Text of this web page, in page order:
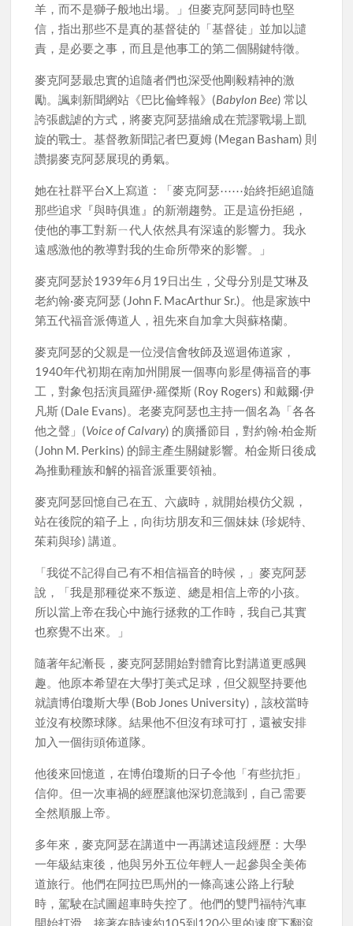
羊，而不是獅子般地出場。」但麥克阿瑟同時也堅
信，指出那些不是真的基督徒的「基督徒」並加以譴
責，是必要之事，而且是他事工的第二個關鍵特徵。
麥克阿瑟最忠實的追隨者們也深受他剛毅精神的激
勵。諷刺新聞網站《巴比倫蜂報》(Babylon Bee) 常以
誇張戲謔的方式，將麥克阿瑟描繪成在荒謬戰場上凱
旋的戰士。基督教新聞記者巴夏姆 (Megan Basham) 則
讚揚麥克阿瑟展現的勇氣。
她在社群平台X上寫道：「麥克阿瑟⋯⋯始終拒絕追隨
那些追求『與時俱進』的新潮趨勢。正是這份拒絕，
使他的事工對新ㄧ代人依然具有深遠的影響力。我永
遠感激他的教導對我的生命所帶來的影響。」
麥克阿瑟於1939年6月19日出生，父母分別是艾琳及
老約翰·麥克阿瑟 (John F. MacArthur Sr.)。他是家族中
第五代福音派傳道人，祖先來自加拿大與蘇格蘭。
麥克阿瑟的父親是一位浸信會牧師及巡迴佈道家，
1940年代初期在南加州開展一個專向影星傳福音的事
工，對象包括演員羅伊·羅傑斯 (Roy Rogers) 和戴爾·伊
凡斯 (Dale Evans)。老麥克阿瑟也主持一個名為「各各
他之聲」(Voice of Calvary) 的廣播節目，對約翰·柏金斯
(John M. Perkins) 的歸主產生關鍵影響。柏金斯日後成
為推動種族和解的福音派重要領袖。
麥克阿瑟回憶自己在五、六歲時，就開始模仿父親，
站在後院的箱子上，向街坊朋友和三個妹妹 (珍妮特、
茱莉與珍) 講道。
「我從不記得自己有不相信福音的時候，」麥克阿瑟
說，「我是那種從來不叛逆、總是相信上帝的小孩。
所以當上帝在我心中施行拯救的工作時，我自己其實
也察覺不出來。」
隨著年紀漸長，麥克阿瑟開始對體育比對講道更感興
趣。他原本希望在大學打美式足球，但父親堅持要他
就讀博伯瓊斯大學 (Bob Jones University)，該校當時
並沒有校際球隊。結果他不但沒有球可打，還被安排
加入一個街頭佈道隊。
他後來回憶道，在博伯瓊斯的日子令他「有些抗拒」
信仰。但一次車禍的經歷讓他深切意識到，自己需要
全然順服上帝。
多年來，麥克阿瑟在講道中一再講述這段經歷：大學
一年級結束後，他與另外五位年輕人一起參與全美佈
道旅行。他們在阿拉巴馬州的一條高速公路上行駛
時，駕駛在試圖超車時失控了。他們的雙門福特汽車
開始打滑，接著在時速約105到120公里的速度下翻滾